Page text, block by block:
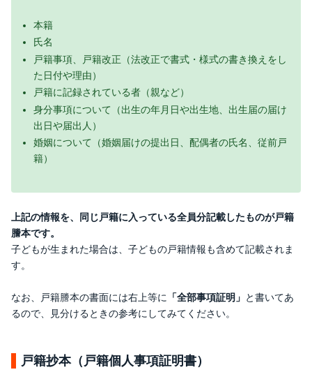
本籍
氏名
戸籍事項、戸籍改正（法改正で書式・様式の書き換えをし
た日付や理由）
戸籍に記録されている者（親など）
身分事項について（出生の年月日や出生地、出生届の届け
出日や届出人）
婚姻について（婚姻届けの提出日、配偶者の氏名、従前戸
籍）
上記の情報を、同じ戸籍に入っている全員分記載したものが戸籍
謄本です。
子どもが生まれた場合は、子どもの戸籍情報も含めて記載されま
す。
なお、戸籍謄本の書面には右上等に 「全部事項証明」 と書いてあ
るので、見分けるときの参考にしてみてください。
戸籍抄本（戸籍個人事項証明書）